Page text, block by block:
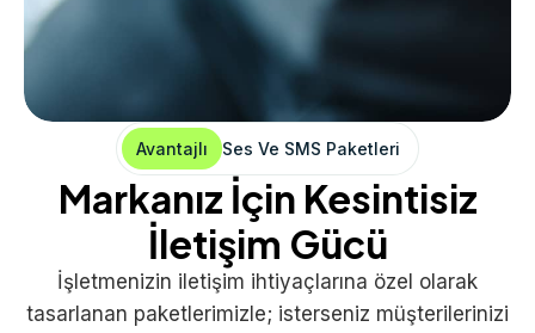
Avantajlı Ses Ve SMS Paketleri
Markanız İçin Kesintisiz
İletişim Gücü
İşletmenizin iletişim ihtiyaçlarına özel olarak
tasarlanan paketlerimizle; isterseniz müşterilerinizi